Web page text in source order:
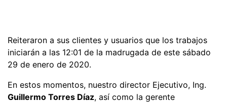
Reiteraron a sus clientes y usuarios que los trabajos
iniciarán a las 12:01 de la madrugada de este sábado
29 de enero de 2020.
En estos momentos, nuestro director Ejecutivo, Ing.
Guillermo Torres Díaz, así como la gerente